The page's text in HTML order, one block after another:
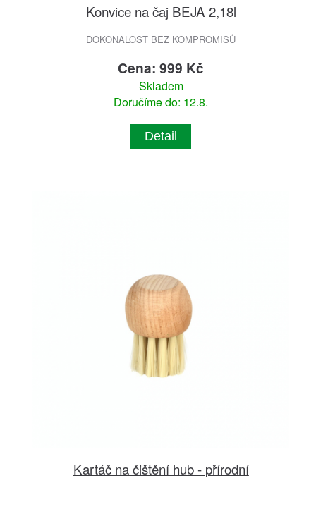
Konvice na čaj BEJA 2,18l
DOKONALOST BEZ KOMPROMISŮ
Cena: 999 Kč
Skladem
Doručíme do: 12.8.
Detail
Kartáč na čištění hub - přírodní